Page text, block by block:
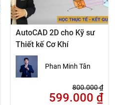
AutoCAD 2D cho Kỹ sư
Thiết kế Cơ Khí
Phan Minh Tân
800.000₫
599.000 ₫